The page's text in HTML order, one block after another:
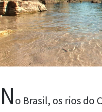
No Brasil, os rios do